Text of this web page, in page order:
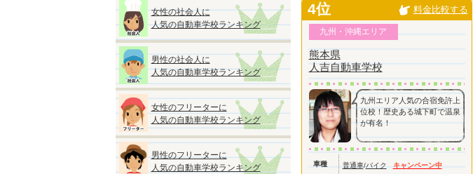
女性の社会人に
人気の自動車学校ランキング
男性の社会人に
人気の自動車学校ランキング
女性のフリーターに
人気の自動車学校ランキング
男性のフリーターに
人気の自動車学校ランキング
4位 料金比較する
九州・沖縄エリア
熊本県
人吉自動車学校
九州エリア人気の合宿免許上
位校！歴史ある城下町で温泉
が有名！
車種 普通車/バイク キャンペーン中